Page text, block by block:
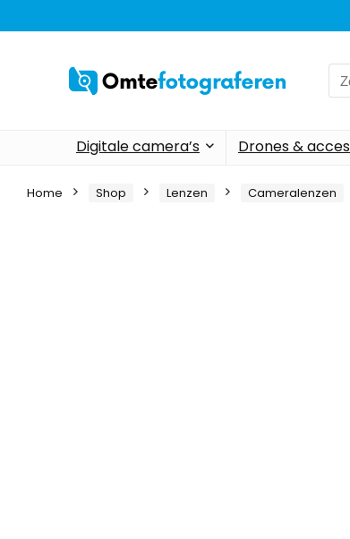
for:
Digitale camera’s Drones &
Home Shop Lenzen Cameralenzen